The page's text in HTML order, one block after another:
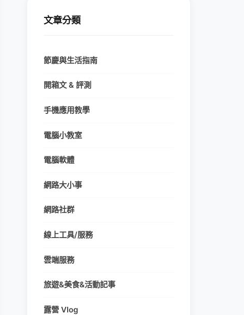
文章分類
節慶與生活指南
開箱文 & 評測
手機應用教學
電腦小教室
電腦軟體
網路大小事
網路社群
線上工具/服務
雲端服務
旅遊&美食&活動記事
露營 Vlog